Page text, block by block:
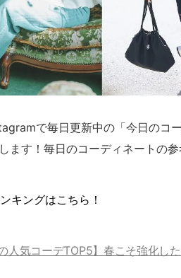
で毎日更新中の「今日のコ
ます！毎日のコーディネートの参
キングはこちら！
の人気コーデTOP5】春こそ強化